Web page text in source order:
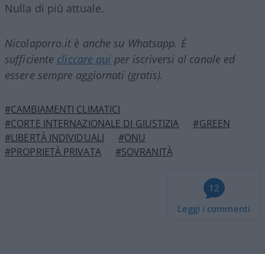
Nulla di più attuale.
Nicolaporro.it è anche su Whatsapp. È
sufficiente cliccare qui per iscriversi al canale ed
essere sempre aggiornati (gratis).
#CAMBIAMENTI CLIMATICI
#CORTE INTERNAZIONALE DI GIUSTIZIA
#GREEN
#LIBERTÀ INDIVIDUALI
#ONU
#PROPRIETÀ PRIVATA
#SOVRANITÀ
12
Leggi i commenti